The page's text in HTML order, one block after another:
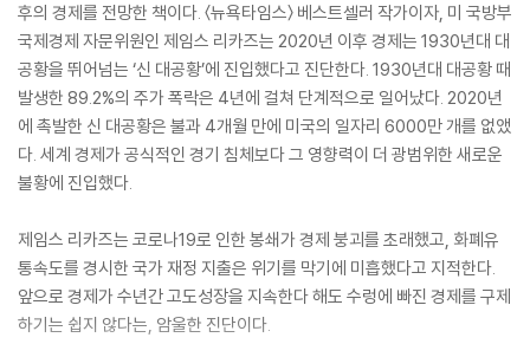
후의 경제를 전망한 책이다. 〈뉴욕타임스〉 베스트셀러 작가이자, 미 국방부
국제경제 자문위원인 제임스 리카즈는 2020년 이후 경제는 1930년대 대
공황을 뛰어넘는 ‘신 대공황’에 진입했다고 진단한다. 1930년대 대공황 때
발생한 89.2%의 주가 폭락은 4년에 걸쳐 단계적으로 일어났다. 2020년
에 촉발한 신 대공황은 불과 4개월 만에 미국의 일자리 6000만 개를 없앴
다. 세계 경제가 공식적인 경기 침체보다 그 영향력이 더 광범위한 새로운
불황에 진입했다.
제임스 리카즈는 코로나19로 인한 봉쇄가 경제 붕괴를 초래했고, 화폐유
통속도를 경시한 국가 재정 지출은 위기를 막기에 미흡했다고 지적한다.
앞으로 경제가 수년간 고도성장을 지속한다 해도 수렁에 빠진 경제를 구제
하기는 쉽지 않다는, 암울한 진단이다.